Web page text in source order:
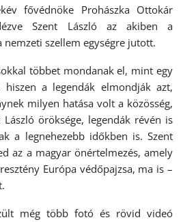
fővédnöke Prohászka Ottokár
Szent László az akiben a
nemzeti szellem egységre jutott.
többet mondanak el, mint egy
a legendák elmondják azt,
milyen hatása volt a közösség,
öröksége, legendák révén is
a legnehezebb időkben is. Szent
az a magyar önértelmezés, amely
Európa védőpajzsa, ma is –
még több fotó és rövid videó